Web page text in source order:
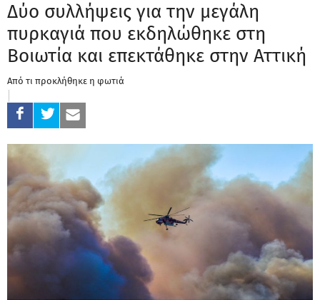
Δύο συλλήψεις για την μεγάλη
πυρκαγιά που εκδηλώθηκε στη
Βοιωτία και επεκτάθηκε στην Αττική
Από τι προκλήθηκε η φωτιά